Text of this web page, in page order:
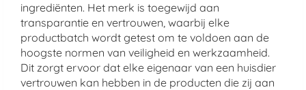
ingrediënten. Het merk is toegewijd aan
transparantie en vertrouwen, waarbij elke
productbatch wordt getest om te voldoen aan de
hoogste normen van veiligheid en werkzaamheid.
Dit zorgt ervoor dat elke eigenaar van een huisdier
vertrouwen kan hebben in de producten die zij aan